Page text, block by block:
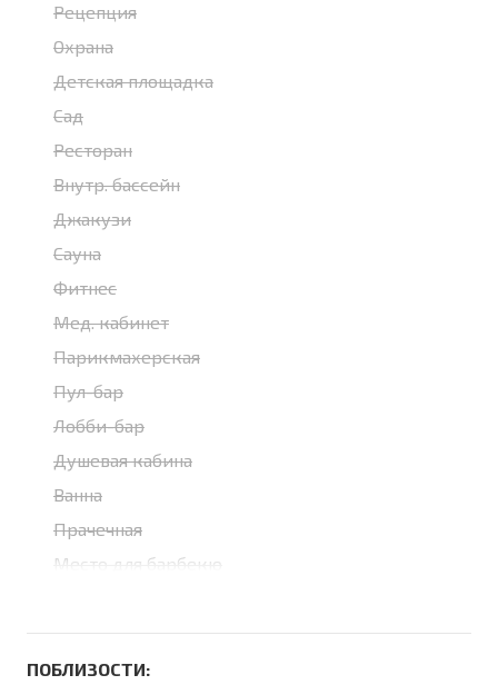
Рецепция
Охрана
Детская площадка
Сад
Ресторан
Внутр. бассейн
Джакузи
Сауна
Фитнес
Мед. кабинет
Парикмахерская
Пул-бар
Лобби-бар
Душевая кабина
Ванна
Прачечная
Место для барбекю
ПОБЛИЗОСТИ: